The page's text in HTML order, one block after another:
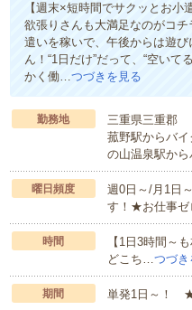
【週末×短時間でサクッとお
欲張りさんも大満足なのがコ
遣いを稼いで、午後からは遊
ん！“1日だけ”だって、“空い
かく働…つづきを見る
勤務地
三重県三重郡
菰野駅からバ
の山温泉駅か
曜日頻度
週0日～/月1日
す！★お仕事ゼ
時間
【1日3時間～
どこち…つづき
期間 単発1日～！ ★